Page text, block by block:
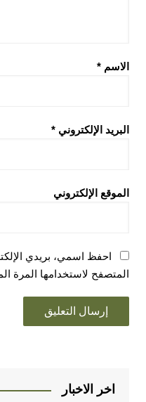
الاسم *
البريد الإلكتروني *
الموقع الإلكتروني
احفظ اسمي، بريدي
المتصفح لاستخدامها المرة
اخر الاخبار